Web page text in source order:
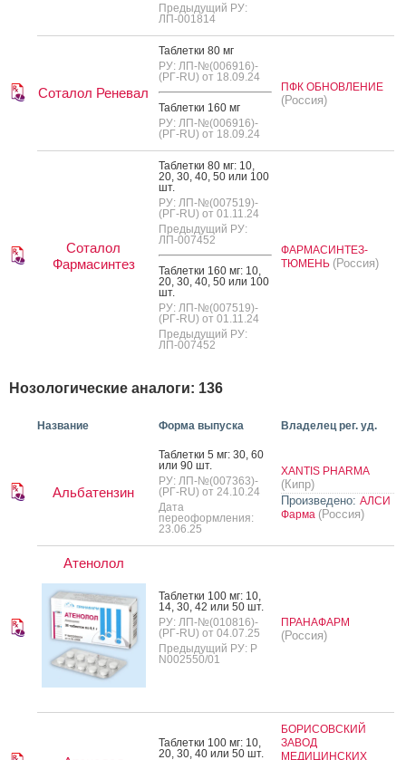
Предыдущий РУ:
ЛП-001814
Соталол Реневал
Таб­летки 80 мг
РУ: ЛП-№(006916)-
(РГ-RU) от 18.09.24
Таб­летки 160 мг
РУ: ЛП-№(006916)-
(РГ-RU) от 18.09.24
ПФК ОБНОВЛЕНИЕ
(Россия)
Соталол
Фармасинтез
Таб­летки 80 мг: 10,
20, 30, 40, 50 или 100
шт.
РУ: ЛП-№(007519)-
(РГ-RU) от 01.11.24
Предыдущий РУ:
ЛП-007452
Таб­летки 160 мг: 10,
20, 30, 40, 50 или 100
шт.
РУ: ЛП-№(007519)-
(РГ-RU) от 01.11.24
Предыдущий РУ:
ЛП-007452
ФАРМАСИНТЕЗ-
ТЮМЕНЬ (Россия)
Нозологические аналоги: 136
Название Форма выпуска Владелец рег. уд.
Альбатензин
Таб­летки 5 мг: 30, 60
или 90 шт.
РУ: ЛП-№(007363)-
(РГ-RU) от 24.10.24
Дата
переоформления:
23.06.25
XANTIS PHARMA
(Кипр)
Произведено: АЛСИ
Фарма (Россия)
Атенолол
Таб­летки 100 мг: 10,
14, 30, 42 или 50 шт.
РУ: ЛП-№(010816)-
(РГ-RU) от 04.07.25
Предыдущий РУ: Р
N002550/01
ПРАНАФАРМ
(Россия)
Таб­летки 100 мг: 10,
20, 30, 40 или 50 шт.
БОРИСОВСКИЙ
ЗАВОД
МЕДИЦИНСКИХ